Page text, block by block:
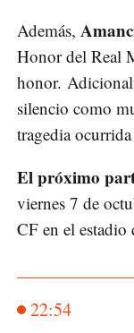
Además,
Honor del Real
honor.
silencio como
tragedia
El próximo
viernes 7 de
CF en el estadio
22:54